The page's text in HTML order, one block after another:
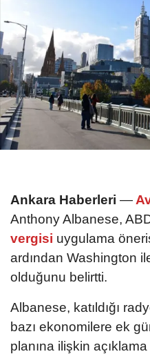
Ankara Haberleri —
Anthony Albanese,
vergisi uygulama
ardından Washington
olduğunu belirtti.
Albanese, katıldığı
bazı ekonomilere ek
planına ilişkin açıklama